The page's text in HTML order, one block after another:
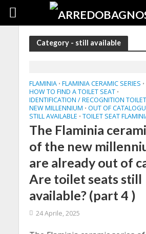
Category - still available
FLAMINIA • FLAMINIA CERAMIC SERIES •
HOW TO FIND A TOILET SEAT •
IDENTIFICATION / RECOGNITION
NEW MILLENNIUM • OUT OF
STILL AVAILABLE • TOILET SEAT
The Flaminia
of the new
are already out of
Are toilet seats still
available? (part 4 )
24 Aprile, 2025